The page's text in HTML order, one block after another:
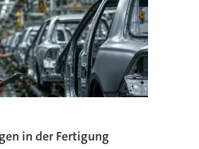
in der Fertigung